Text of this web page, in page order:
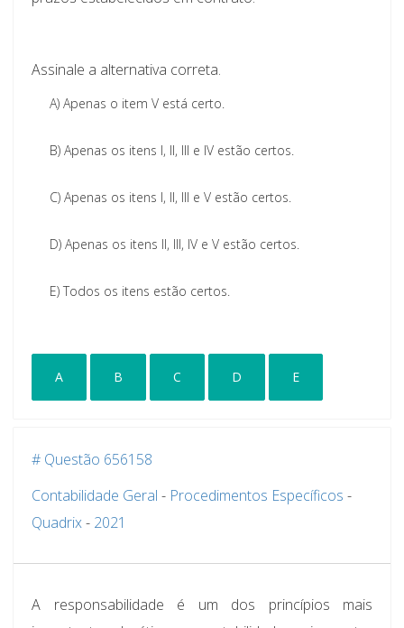
Assinale a alternativa correta.
A) Apenas o item V está certo.
B) Apenas os itens I, II, III e IV estão certos.
C) Apenas os itens I, II, III e V estão certos.
D) Apenas os itens II, III, IV e V estão certos.
E) Todos os itens estão certos.
A B C D E
# Questão 656158
Contabilidade Geral - Procedimentos Específicos -
Quadrix- 2021
A responsabilidade é um dos princípios mais